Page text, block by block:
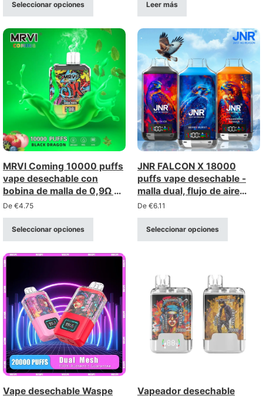
Seleccionar opciones Leer más
MRVI Coming 10000 puffs
vape desechable con
bobina de malla de 0,9Ω y
pantalla de potencia.
De €4.75
Seleccionar opciones
JNR FALCON X 18000
puffs vape desechable -
malla dual, flujo de aire
ajustable, pantalla digital
De €6.11
Seleccionar opciones
Vape desechable Waspe Vapeador desechable